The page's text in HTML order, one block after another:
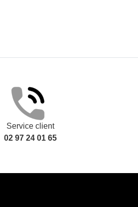
Service client
02 97 24 01 65